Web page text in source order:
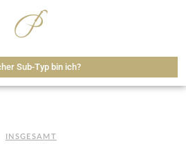
Sub-Typ bin ich?
INSGESAMT